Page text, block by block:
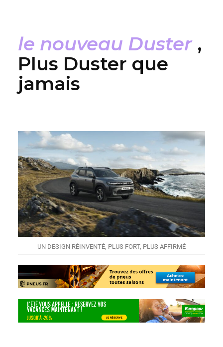
le nouveau Duster,
Plus Duster que
jamais
UN DESIGN RÉINVENTÉ, PLUS FORT, PLUS AFFIRMÉ